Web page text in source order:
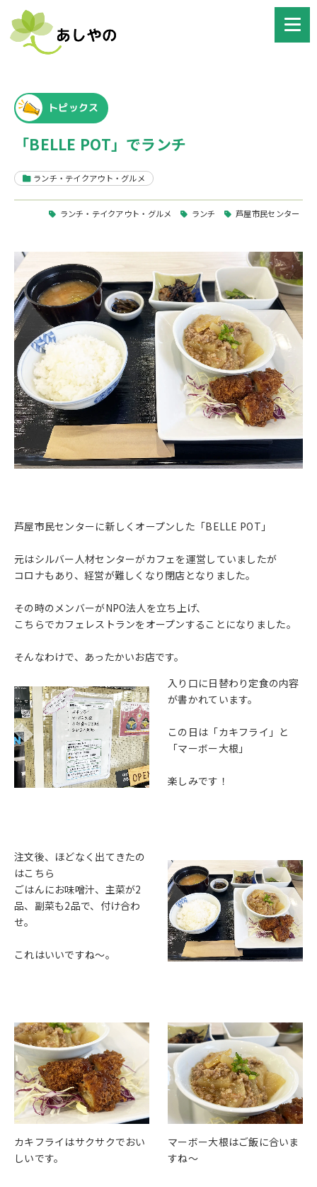
トピックス
「BELLE POT」でランチ
ランチ・テイクアウト・グルメ
ランチ・テイクアウト・グルメ ランチ 芦屋市民センター
芦屋市民センターに新しくオープンした「BELLE POT」
元はシルバー人材センターがカフェを運営していましたが
コロナもあり、経営が難しくなり閉店となりました。
その時のメンバーがNPO法人を立ち上げ、
こちらでカフェレストランをオープンすることになりました。
そんなわけで、あったかいお店です。
入り口に日替わり定食の内容
が書かれています。
この日は「カキフライ」と
「マーボー大根」
楽しみです！
注文後、ほどなく出てきたの
はこちら
ごはんにお味噌汁、主菜が2
品、副菜も2品で、付け合わ
せ。
これはいいですね～。
カキフライはサクサクでおい
しいです。
マーボー大根はご飯に合いま
すね～